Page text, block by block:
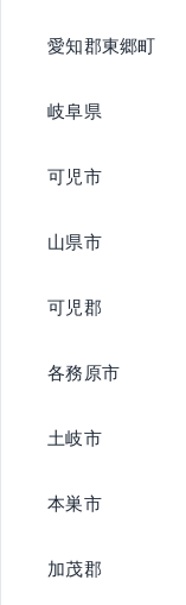
愛知郡東郷町
岐阜県
可児市
山県市
可児郡
各務原市
土岐市
本巣市
加茂郡